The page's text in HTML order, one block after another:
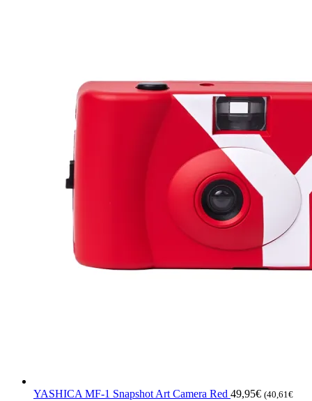
YASHICA MF-1 Snapshot Art Camera Red 49,95€ (40,61€